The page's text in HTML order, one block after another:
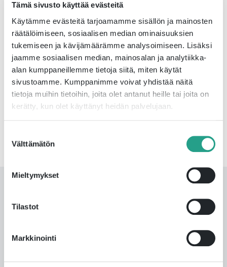
Tämä sivusto käyttää evästeitä
Käytämme evästeitä tarjoamamme sisällön ja mainosten
räätälöimiseen, sosiaalisen median ominaisuuksien
tukemiseen ja kävijämäärämme analysoimiseen. Lisäksi
jaamme sosiaalisen median, mainosalan ja analytiikka-
alan kumppaneillemme tietoja siitä, miten käytät
sivustoamme. Kumppanimme voivat yhdistää näitä
tietoja muihin tietoihin, joita olet antanut heille tai joita on
kerätty, kun olet käyttänyt heidän palvelujaan.
valinta
Välttämätön
Mieltymykset
Tilastot
Markkinointi
världens största projekt för återvinning